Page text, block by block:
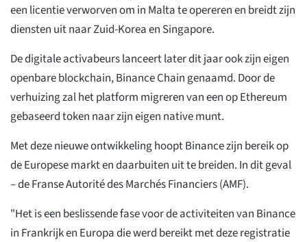
een licentie verworven om in Malta te opereren en breidt zijn
diensten uit naar Zuid-Korea en Singapore.
De digitale activabeurs lanceert later dit jaar ook zijn eigen
openbare blockchain, Binance Chain genaamd. Door de
verhuizing zal het platform migreren van een op Ethereum
gebaseerd token naar zijn eigen native munt.
Met deze nieuwe ontwikkeling hoopt Binance zijn bereik op
de Europese markt en daarbuiten uit te breiden. In dit geval
– de Franse Autorité des Marchés Financiers (AMF).
"Het is een beslissende fase voor de activiteiten van Binance
in Frankrijk en Europa die werd bereikt met deze registratie